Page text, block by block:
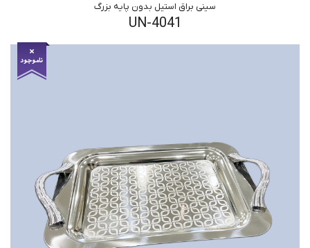
سینی براق استیل بدون پایه بزرگ
UN-4041